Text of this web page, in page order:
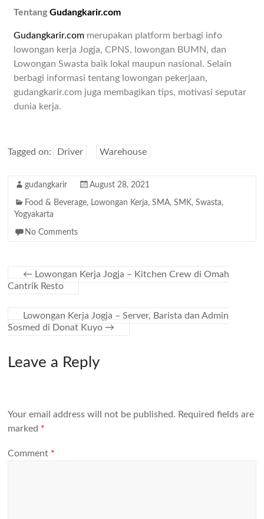
TentangGudangkarir.com
Gudangkarir.com merupakan platform berbagi info
lowongan kerja Jogja, CPNS, lowongan BUMN, dan
Lowongan Swasta baik lokal maupun nasional. Selain
berbagi informasi tentang lowongan pekerjaan,
gudangkarir.com juga membagikan tips, motivasi seputar
dunia kerja.
Tagged on: Driver Warehouse
gudangkarir August 28, 2021
Food & Beverage, Lowongan Kerja,SMA,SMK,Swasta,
Yogyakarta
No Comments
← Lowongan Kerja Jogja – Kitchen Crew di Omah
Cantrik Resto
Lowongan Kerja Jogja – Server, Barista dan Admin
Sosmed di Donat Kuyo →
Leave a Reply
Your email address will not be published. Required fields are
marked *
Comment *